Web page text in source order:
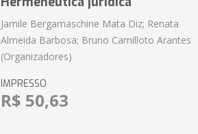
Jamile Bergamaschine Mata Diz; Renata
Almeida Barbosa; Bruno Camilloto Arantes
(Organizadores)
IMPRESSO
R$ 50,63